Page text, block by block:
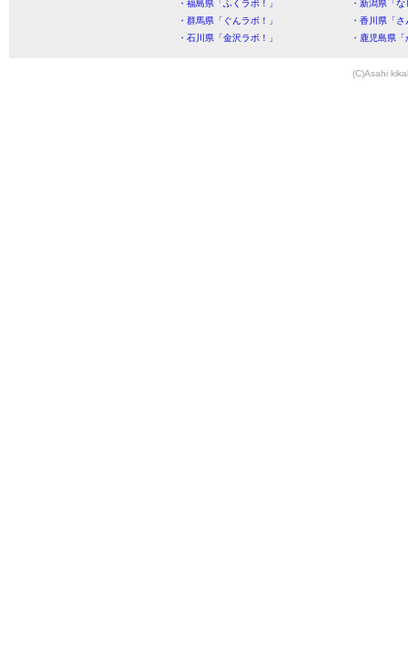
・福島県「ふくラボ！」
・新潟県「
・群馬県「ぐんラボ！」
・香川県「
・石川県「金沢ラボ！」
・鹿児島県
(C)Asahi